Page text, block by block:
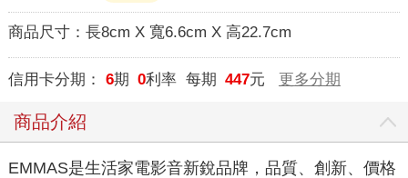
商品尺寸： 長8cm X 寬6.6cm X 高22.7cm
信用卡分期： 6期 0利率 每期 447元 更多分期
商品介紹
EMMAS是生活家電影音新銳品牌，品質、創新、價格